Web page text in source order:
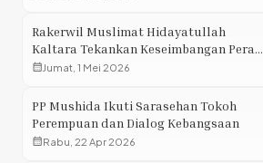
Rakerwil Muslimat Hidayatullah
Kaltara Tekankan Keseimbangan Peran
Muslimah
calendar_month Jumat, 1 Mei 2026
PP Mushida Ikuti Sarasehan Tokoh
Perempuan dan Dialog Kebangsaan
calendar_monthRabu, 22 Apr 2026